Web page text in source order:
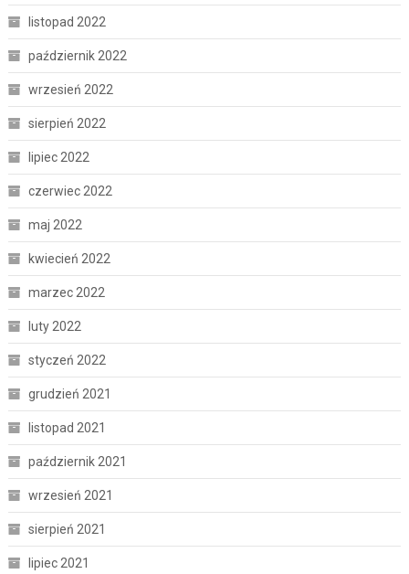
listopad 2022
październik 2022
wrzesień 2022
sierpień 2022
lipiec 2022
czerwiec 2022
maj 2022
kwiecień 2022
marzec 2022
luty 2022
styczeń 2022
grudzień 2021
listopad 2021
październik 2021
wrzesień 2021
sierpień 2021
lipiec 2021